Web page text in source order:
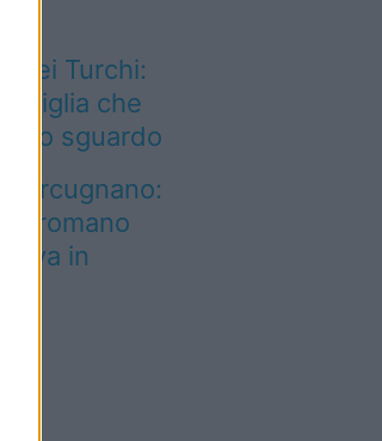
dei Turchi:
che
sguardo
Arcugnano:
romano
in